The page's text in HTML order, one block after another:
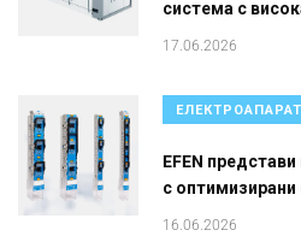
система с
17.06.2026
EFEN
с оптимизирани
16.06.2026